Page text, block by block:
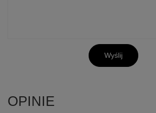
Wyślij
OPINIE